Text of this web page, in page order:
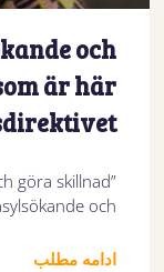
och
är här
göra skillnad
och
ادامه مطلب